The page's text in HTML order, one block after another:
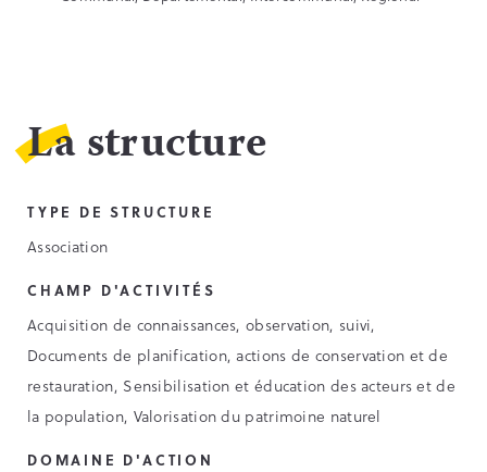
La structure
TYPE DE STRUCTURE
Association
CHAMP D'ACTIVITÉS
Acquisition de connaissances, observation, suivi,
Documents de planification, actions de conservation et de
restauration, Sensibilisation et éducation des acteurs et de
la population, Valorisation du patrimoine naturel
DOMAINE D'ACTION